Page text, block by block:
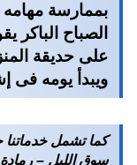
بممارسة
الصباح الباكر
على حديقة
ويبدأ يومه فى
كما تشمل
سوق الليل – رمادة